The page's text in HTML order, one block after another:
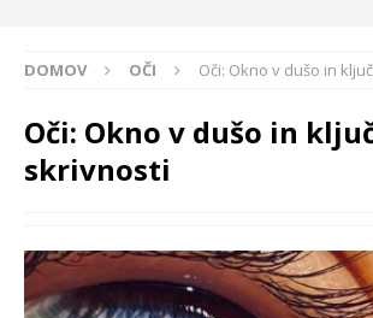
DOMOV OČI Oči: Okno v dušo in
Oči: Okno v dušo in
skrivnosti